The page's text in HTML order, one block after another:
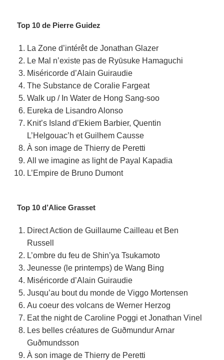
Top 10 de Pierre Guidez
La Zone d’intérêt de Jonathan Glazer
Le Mal n’existe pas de Ryūsuke Hamaguchi
Miséricorde d’Alain Guiraudie
The Substance de Coralie Fargeat
Walk up / In Water de Hong Sang-soo
Eureka de Lisandro Alonso
Knit’s Island d’Ekiem Barbier, Quentin
L’Helgouac’h et Guilhem Causse
À son image de Thierry de Peretti
All we imagine as light de Payal Kapadia
L’Empire de Bruno Dumont
Top 10 d’Alice Grasset
Direct Action de Guillaume Cailleau et Ben
Russell
L’ombre du feu de Shin’ya Tsukamoto
Jeunesse (le printemps) de Wang Bing
Miséricorde d’Alain Guiraudie
Jusqu’au bout du monde de Viggo Mortensen
Au coeur des volcans de Werner Herzog
Eat the night de Caroline Poggi et Jonathan Vinel
Les belles créatures de Guðmundur Arnar
Guðmundsson
À son image de Thierry de Peretti